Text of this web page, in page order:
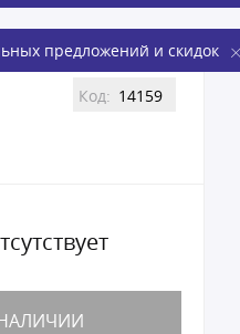
предложений и скидок
Код: 14159